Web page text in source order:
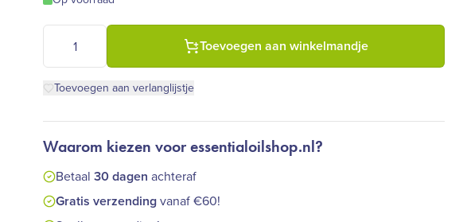
Farfalla - Teatree hydrolaat bio - zuiverend (75 ml) aantal
Toevoegen aan winkelmandje
Toevoegen aan verlanglijstje
Waarom kiezen voor essentialoilshop.nl?
Betaal30 dagen achteraf
Gratis verzendingvanaf €60!